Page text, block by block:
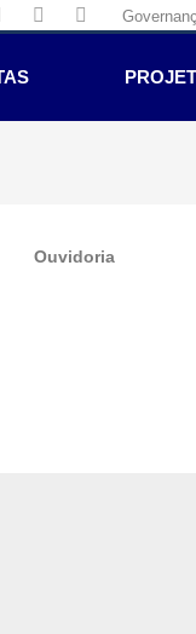
Ouvidoria